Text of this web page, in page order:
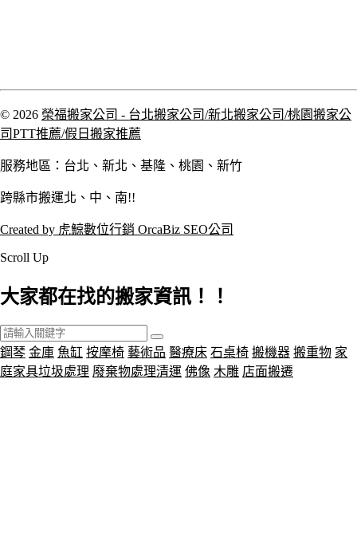
© 2026 榮福搬家公司 - 台北搬家公司/新北搬家公司/桃園搬家公
司PTT推薦/假日搬家推薦
服務地區：台北、新北、基隆、桃園、新竹
跨縣市搬運北、中、南!!
Created by 虎鯨數位行銷 OrcaBiz SEO公司
Scroll Up
大家都在找的搬家資訊！！
鋼琴 金庫 魚缸 按摩椅 藝術品 醫療床 石桌椅 搬機器 搬重物 家
庭家具垃圾處理 廢棄物處理清運 佛像 木雕 店面搬遷